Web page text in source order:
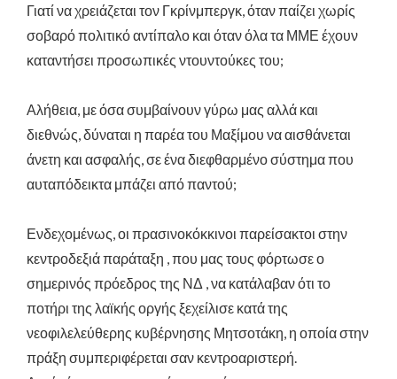
Γιατί να χρειάζεται τον Γκρίνμπεργκ, όταν παίζει χωρίς
σοβαρό πολιτικό αντίπαλο και όταν όλα τα ΜΜΕ έχουν
καταντήσει προσωπικές ντουντούκες του;
Αλήθεια, με όσα συμβαίνουν γύρω μας αλλά και
διεθνώς, δύναται η παρέα του Μαξίμου να αισθάνεται
άνετη και ασφαλής, σε ένα διεφθαρμένο σύστημα που
αυταπόδεικτα μπάζει από παντού;
Ενδεχομένως, οι πρασινοκόκκινοι παρείσακτοι στην
κεντροδεξιά παράταξη , που μας τους φόρτωσε ο
σημερινός πρόεδρος της ΝΔ , να κατάλαβαν ότι το
ποτήρι της λαϊκής οργής ξεχείλισε κατά της
νεοφιλελεύθερης κυβέρνησης Μητσοτάκη, η οποία στην
πράξη συμπεριφέρεται σαν κεντροαριστερή.